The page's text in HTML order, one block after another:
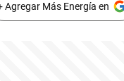
Agregar Más Energía en